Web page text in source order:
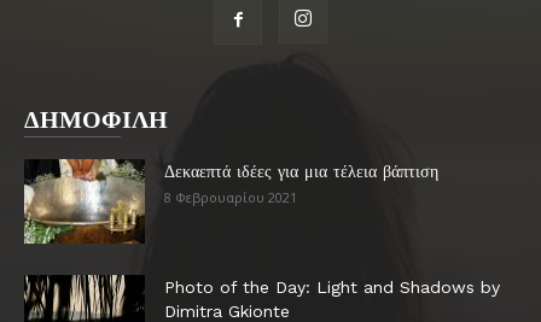
ΔΗΜΟΦΙΛΗ
Δεκαεπτά ιδέες για μια τέλεια βάπτιση
8 Φεβρουαρίου 2021
Photo of the Day: Light and Shadows by
Dimitra Gkionte